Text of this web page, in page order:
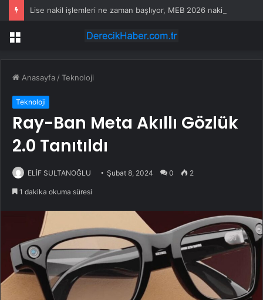
Menü
Anasayfa /Teknoloji
Teknoloji
Ray-Ban Meta Akıllı Gözlük
2.0 Tanıtıldı
ELİF SULTANOĞLU Şubat 8, 2024 0 2
1 dakika okuma süresi